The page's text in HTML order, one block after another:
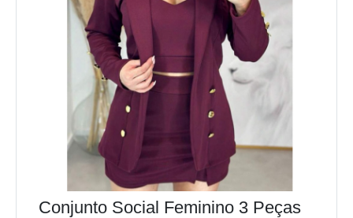
Conjunto Social Feminino 3 Peças